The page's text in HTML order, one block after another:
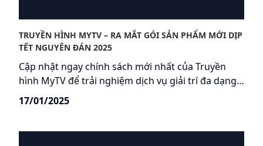
TRUYỀN HÌNH MYTV – RA MẮT GÓI SẢN PHẨM MỚI DỊP
TẾT NGUYÊN ĐÁN 2025
Cập nhật ngay chính sách mới nhất của Truyền
hình MyTV để trải nghiệm dịch vụ giải trí đa dạng,
đỉnh cao với nhiều chương trình độc quyền, chỉ
17/01/2025